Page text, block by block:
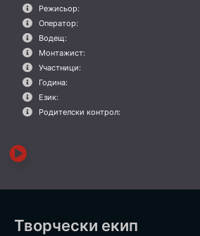
Режисьор:
Оператор:
Водещ:
Монтажист:
Участници:
Година:
Език:
Родителски контрол:
Творчески екип